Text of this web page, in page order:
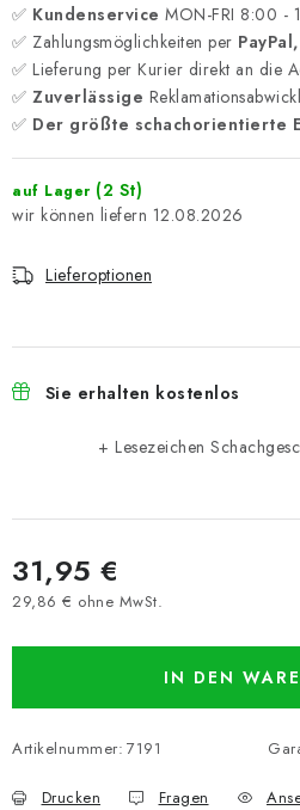
✅ Kundenservice MON-FRI 8:00 -
✅ Zahlungsmöglichkeiten per
✅ Lieferung per Kurier direkt an die
✅ Zuverlässige
✅ Der größte schachorientierte
auf Lager (2 St)
12.08.2026
Lieferoptionen
Sie erhalten kostenlos
+ Lesezeichen
31,95 €
29,86 € ohne MwSt.
IN DEN
Artikelnummer: 7191
Drucken Fragen